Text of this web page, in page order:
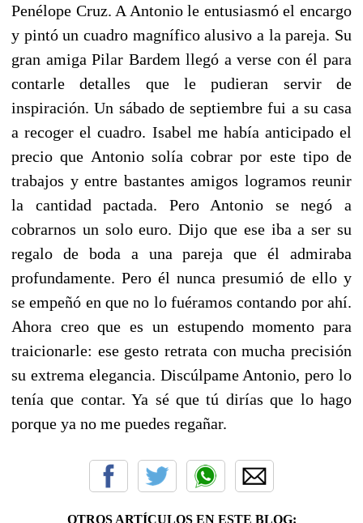
Penélope Cruz. A Antonio le entusiasmó el encargo
y pintó un cuadro magnífico alusivo a la pareja. Su
gran amiga Pilar Bardem llegó a verse con él para
contarle detalles que le pudieran servir de
inspiración. Un sábado de septiembre fui a su casa
a recoger el cuadro. Isabel me había anticipado el
precio que Antonio solía cobrar por este tipo de
trabajos y entre bastantes amigos logramos reunir
la cantidad pactada. Pero Antonio se negó a
cobrarnos un solo euro. Dijo que ese iba a ser su
regalo de boda a una pareja que él admiraba
profundamente. Pero él nunca presumió de ello y
se empeñó en que no lo fuéramos contando por ahí.
Ahora creo que es un estupendo momento para
traicionarle: ese gesto retrata con mucha precisión
su extrema elegancia. Discúlpame Antonio, pero lo
tenía que contar. Ya sé que tú dirías que lo hago
porque ya no me puedes regañar.
OTROS ARTÍCULOS EN ESTE BLOG: